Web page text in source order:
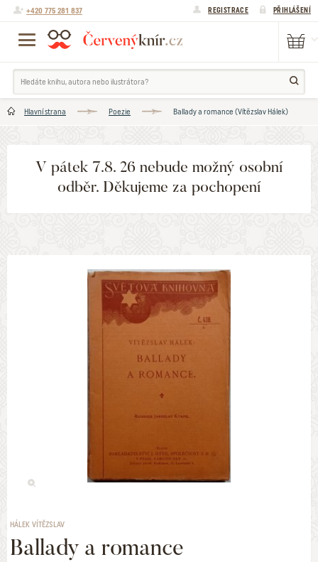
+420 775 281 837 REGISTRACE PŘIHLÁŠENÍ
Hlavní strana Poezie Ballady a romance (Vítězslav Hálek)
V pátek 7.8. 26 nebude možný osobní
odběr. Děkujeme za pochopení
HÁLEK VÍTĚZSLAV
Ballady a romance